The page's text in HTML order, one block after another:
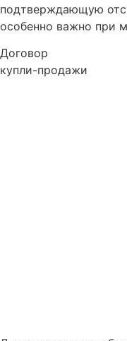
подтверждающую
особенно важно при
Договор
купли-продажи